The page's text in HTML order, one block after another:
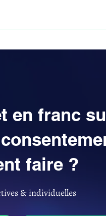
en franc
faire ?
& individuelles